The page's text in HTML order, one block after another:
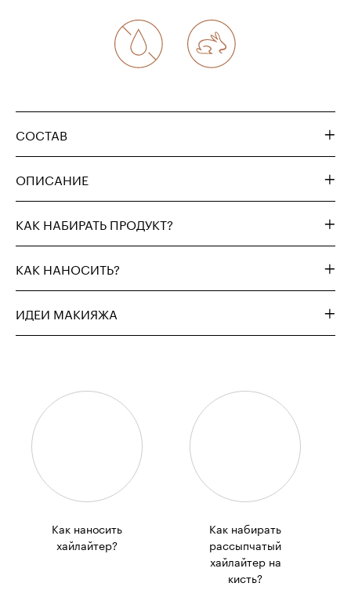
СОСТАВ
ОПИСАНИЕ
КАК НАБИРАТЬ ПРОДУКТ?
КАК НАНОСИТЬ?
ИДЕИ МАКИЯЖА
Как наносить
хайлайтер?
Как набирать
рассыпчатый
хайлайтер на
кисть?